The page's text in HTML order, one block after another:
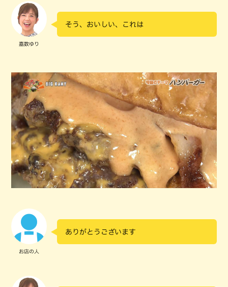
嘉数ゆり
そう、おいしい、これは
お店の人
ありがとうございます